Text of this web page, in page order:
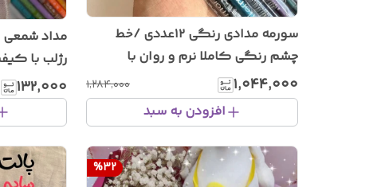
سورمه مدادی رنگی ۱۲عددی /خط
چشم رنگی کاملا نرم و روان با
کیفیت عالی
۱٬۰۴۴٬۰۰۰ ۱٬۲۸۴٬۰۰۰
افزودن به سبد
شاد تابستونی
۱۳۲٬۰۰۰
%32